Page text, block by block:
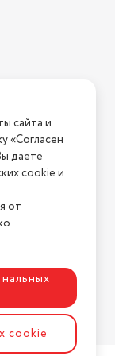
подушечкой
нам
есть всё!
сайта и
«Согласен
даете
cookie и
от
cookie